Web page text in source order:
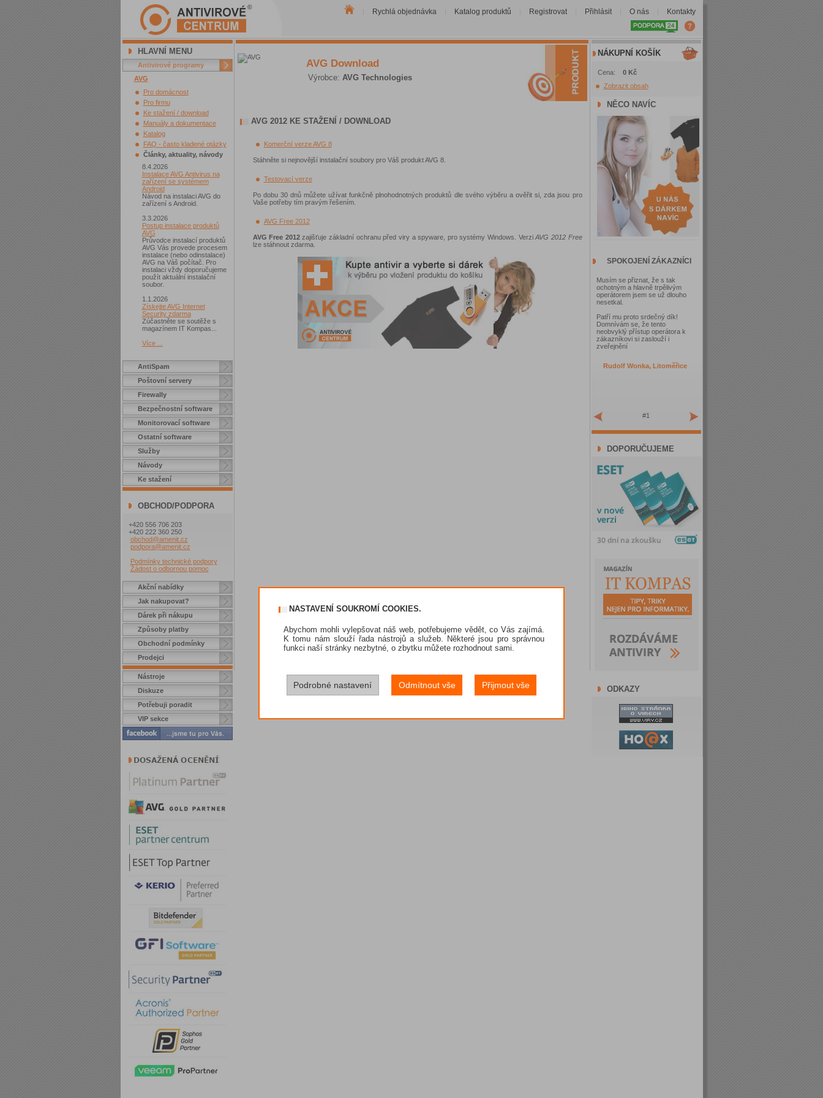
Rychlá objednávka Katalog produktů Registrovat Přihlásit O nás Kontakty
HLAVNÍ MENU
Antivirové programy
AVG
Pro domácnost
Pro firmu
Ke stažení / download
Manuály a dokumentace
Katalog
FAQ - často kladené otázky
Články, aktuality, návody
8.4.2026
Instalace AVG Antivirus na
zařízení se systémem
Android
Návod na instalaci AVG do
zařízení s Android.
3.3.2026
Postup instalace produktů
AVG
Průvodce instalací produktů
AVG Vás provede procesem
instalace (nebo odinstalace)
AVG na Váš počítač. Pro
instalaci vždy doporučujeme
použít aktuální instalační
soubor.
1.1.2026
Získejte AVG Internet
Security zdarma
Zúčastněte se soutěže s
magazínem IT Kompas...
Více ...
AntiSpam
Poštovní servery
Firewally
Bezpečnostní software
Monitorovací software
Ostatní software
Služby
Návody
Ke stažení
OBCHOD/PODPORA
+420 556 706 203
+420 222 360 250
obchod@amenit.cz
podpora@amenit.cz
Podmínky technické podpory
Žádost o odbornou pomoc
Akční nabídky
Jak nakupovat?
Dárek při nákupu
Způsoby platby
Obchodní podmínky
Prodejci
Nástroje
Diskuze
Potřebuji poradit
VIP sekce
AVG Download
Výrobce: AVG Technologies
AVG 2012 KE STAŽENÍ / DOWNLOAD
Komerční verze AVG 8
Stáhněte si nejnovější instalační soubory pro Váš produkt AVG 8.
Testovací verze
Po dobu 30 dnů můžete užívat funkčně plnohodnotných produktů dle svého výběru a ověřit si, zda jsou pro
Vaše potřeby tím pravým řešením.
AVG Free 2012
AVG Free 2012zajišťuje základní ochranu před viry a spyware, pro systémy Windows. VerziAVG 2012 Free
lze stáhnout zdarma.
NÁKUPNÍ KOŠÍK
Cena: 0 Kč
Zobrazit obsah
NĚCO NAVÍC
SPOKOJENÍ ZÁKAZNÍCI
Musím se přiznat, že s tak
ochotným a hlavně trpělivým
operátorem jsem se už dlouho
nesetkal.
Patří mu proto srdečný dík!
Domnívám se, že tento
neobvyklý přístup operátora k
zákazníkovi si zaslouží i
zveřejnění
Rudolf Wonka, Litoměřice
#1
DOPORUČUJEME
ODKAZY
NASTAVENÍ SOUKROMÍ COOKIES.
Abychom mohli vylepšovat náš web, potřebujeme vědět, co Vás zajímá.
K tomu nám slouží řada nástrojů a služeb. Některé jsou pro správnou
funkci naší stránky nezbytné, o zbytku můžete rozhodnout sami.
Podrobné nastavení Odmítnout vše Přijmout vše